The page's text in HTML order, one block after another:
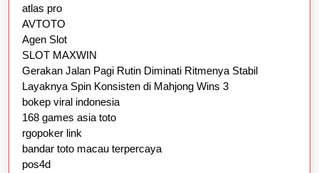
atlas pro
AVTOTO
Agen Slot
SLOT MAXWIN
Gerakan Jalan Pagi Rutin Diminati Ritmenya Stabil
Layaknya Spin Konsisten di Mahjong Wins 3
bokep viral indonesia
168 games asia toto
rgopoker link
bandar toto macau terpercaya
pos4d